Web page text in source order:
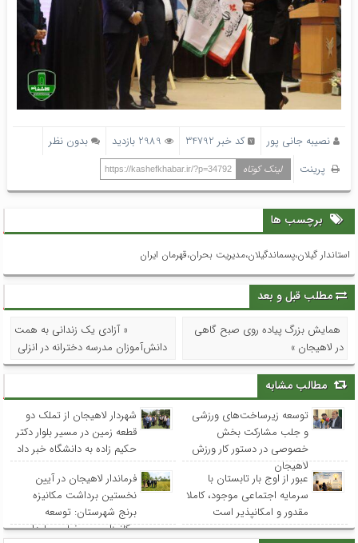
نصیبه جانی پور کد خبر 34792 2989 بازدید
بدون نظر
پرینت
لینک کوتاه https://kashefkhabar.ir/?p=34792
برچسب ها
استاندار گیلان،پسماندگیلان،مدیریت بحران،قهرمان ایران
مطلب قبل و بعد
همایش بزرگ پیاده روی صبح گاهی
در لاهیجان »
« آزادی یک زندانی به همت
دانش‌آموزان مدرسه دخترانه در انزلی
مطالب مشابه
توسعه زیرساخت‌های ورزشی
و جلب مشارکت بخش
خصوصی در دستور کار ورزش
لاهیجان
شهردار لاهیجان از تملک دو
قطعه زمین در مسیر بلوار دکتر
حکیم زاده به دانشگاه خبر داد
عبور از اوج بار تابستان با
سرمایه اجتماعی موجود، کاملا
مقدور و امکانپذیر است
فرماندار لاهیجان در آیین
نخستین برداشت مکانیزه
برنج شهرستان: توسعه
مکانیزاسیون، ضامن پایداری